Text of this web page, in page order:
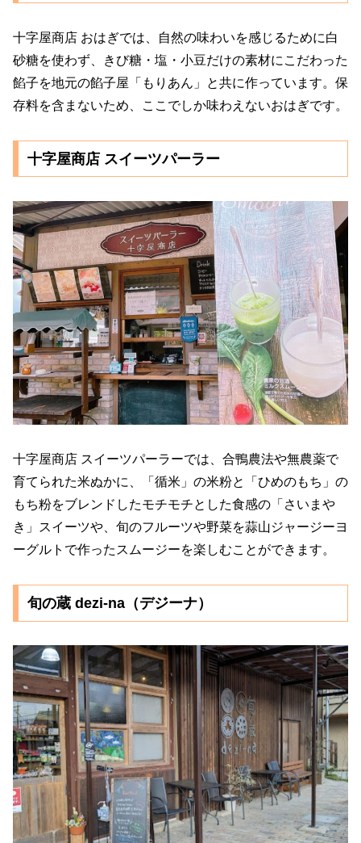
十字屋商店 おはぎでは、自然の味わいを感じるために白
砂糖を使わず、きび糖・塩・小豆だけの素材にこだわった
餡子を地元の餡子屋「もりあん」と共に作っています。保
存料を含まないため、ここでしか味わえないおはぎです。
十字屋商店 スイーツパーラー
十字屋商店 スイーツパーラーでは、合鴨農法や無農薬で
育てられた米ぬかに、「循米」の米粉と「ひめのもち」の
もち粉をブレンドしたモチモチとした食感の「さいまや
き」スイーツや、旬のフルーツや野菜を蒜山ジャージーヨ
ーグルトで作ったスムージーを楽しむことができます。
旬の蔵 dezi-na（デジーナ）